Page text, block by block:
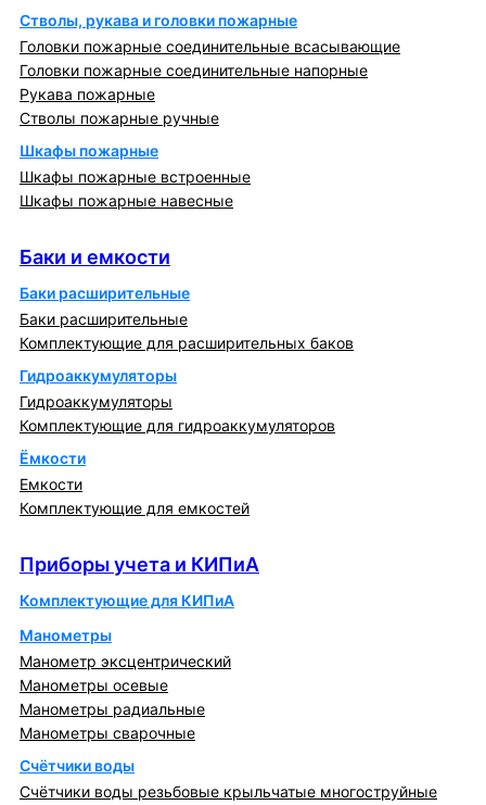
Стволы, рукава и головки пожарные
Головки пожарные соединительные всасывающие
Головки пожарные соединительные напорные
Рукава пожарные
Стволы пожарные ручные
Шкафы пожарные
Шкафы пожарные встроенные
Шкафы пожарные навесные
Баки и емкости
Баки расширительные
Баки расширительные
Комплектующие для расширительных баков
Гидроаккумуляторы
Гидроаккумуляторы
Комплектующие для гидроаккумуляторов
Ёмкости
Емкости
Комплектующие для емкостей
Приборы учета и КИПиА
Комплектующие для КИПиА
Манометры
Манометр эксцентрический
Манометры осевые
Манометры радиальные
Манометры сварочные
Счётчики воды
Счётчики воды резьбовые крыльчатые многоструйные